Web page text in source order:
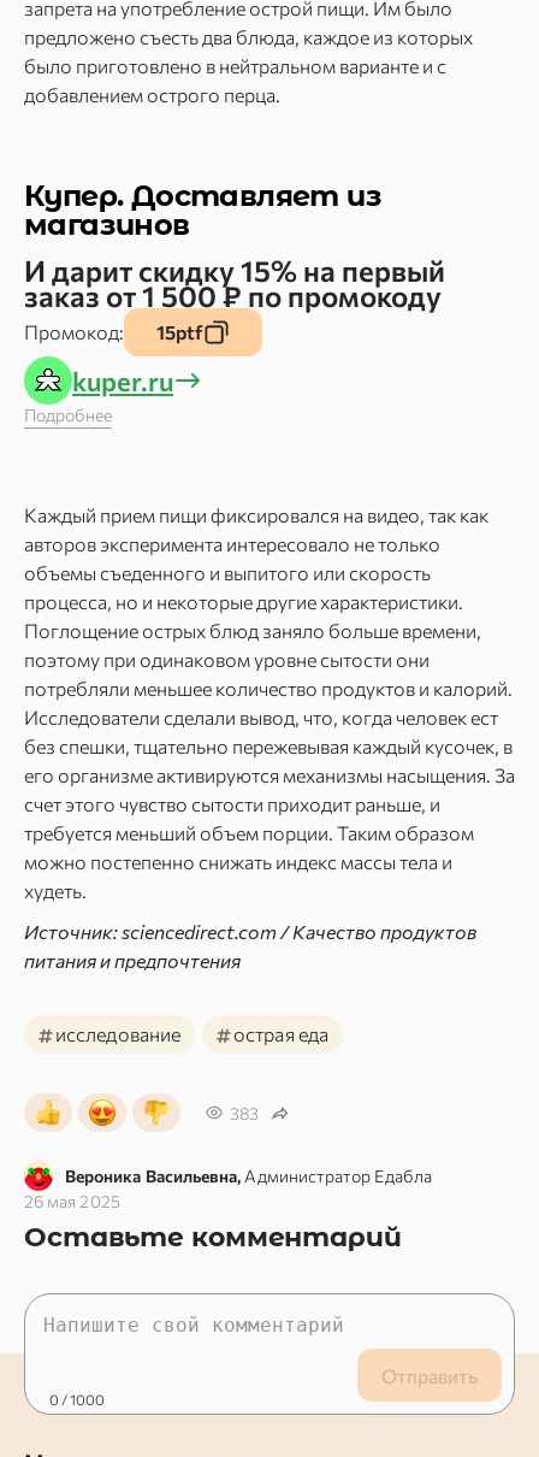
запрета на употребление острой пищи. Им было
предложено съесть два блюда, каждое из которых
было приготовлено в нейтральном варианте и с
добавлением острого перца.
Купер. Доставляет из
магазинов
И дарит скидку 15% на первый
заказ от 1 500 ₽ по промокоду
Промокод: 15ptf
kuper.ru
Подробнее
Каждый прием пищи фиксировался на видео, так как
авторов эксперимента интересовало не только
объемы съеденного и выпитого или скорость
процесса, но и некоторые другие характеристики.
Поглощение острых блюд заняло больше времени,
поэтому при одинаковом уровне сытости они
потребляли меньшее количество продуктов и калорий.
Исследователи сделали вывод, что, когда человек ест
без спешки, тщательно пережевывая каждый кусочек, в
его организме активируются механизмы насыщения. За
счет этого чувство сытости приходит раньше, и
требуется меньший объем порции. Таким образом
можно постепенно снижать индекс массы тела и
худеть.
Источник: sciencedirect.com / Качество продуктов
питания и предпочтения
#исследование #острая еда
383
Вероника Васильевна, Администратор Едабла
26 мая 2025
Оставьте комментарий
Отправить
0 / 1000